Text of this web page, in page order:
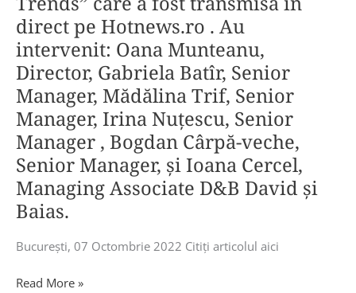
Chitu,
Secretar
de
Stat
în
Ministerul
Finanţelor
Publice.
fost
citate
în
mai
multe
posturi
despre
asistența
acordată
în
unele
dintre
mari
direct pe Hotnews.ro . Au
intervenit: Oana Munteanu,
Director, Gabriela Batîr, Senior
Manager, Mădălina Trif, Senior
Manager, Irina Nuțescu, Senior
Manager , Bogdan Cârpă-veche,
Senior Manager, și Ioana Cercel,
Managing Associate D&B David și
Baias.
Bucureşti, 07 Octombrie 2022 Citiţi articolul aici
PwC
Read More »